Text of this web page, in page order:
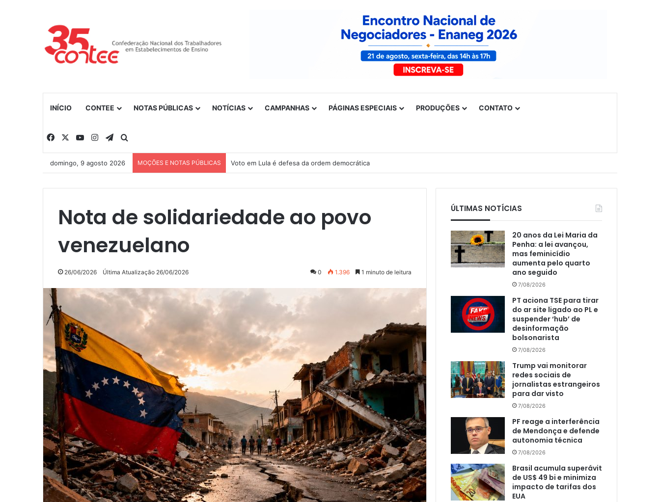
INÍCIO CONTEE NOTAS PÚBLICAS NOTÍCIAS CAMPANHAS PÁGINAS ESPECIAIS PRODUÇÕES CONTATO
Facebook YouTubeInstagramTelegram
domingo, 9 agosto 2026 MOÇÕES E NOTAS PÚBLICAS Voto em Lula é defesa da ordem democrática
Nota de solidariedade ao povo
venezuelano
26/06/2026 Última Atualização 26/06/2026 0 1.396 1 minuto de leitura
ÚLTIMAS NOTÍCIAS
20 anos da Lei Maria da
Penha: a lei avançou,
mas feminicídio
aumenta pelo quarto
ano seguido
7/08/2026
PT aciona TSE para tirar
do ar site ligado ao PL e
suspender ‘hub’ de
desinformação
bolsonarista
7/08/2026
Trump vai monitorar
redes sociais de
jornalistas estrangeiros
para dar visto
7/08/2026
PF reage a interferência
de Mendonça e defende
autonomia técnica
7/08/2026
Brasil acumula superávit
de US$ 49 bi e minimiza
impacto de tarifas dos
EUA